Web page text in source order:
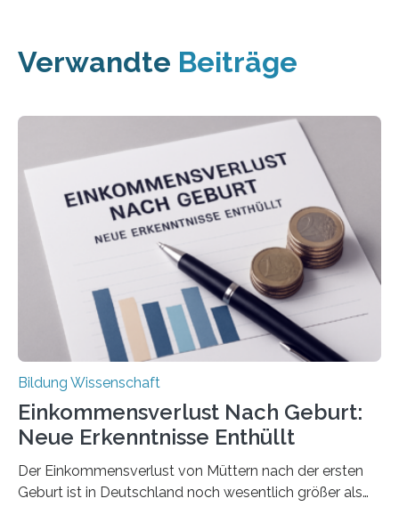
Verwandte Beiträge
Bildung Wissenschaft
Einkommensverlust Nach Geburt:
Neue Erkenntnisse Enthüllt
Der Einkommensverlust von Müttern nach der ersten
Geburt ist in Deutschland noch wesentlich größer als